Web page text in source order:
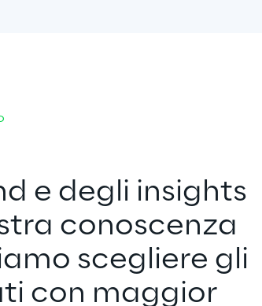
e degli insights
conoscenza
scegliere gli
con maggior